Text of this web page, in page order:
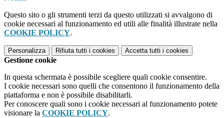
Questo sito o gli strumenti terzi da questo utilizzati si avvalgono di
cookie necessari al funzionamento ed utili alle finalità illustrate nella
COOKIE POLICY.
Personalizza Rifiuta tutti i cookies Accetta tutti i cookies
Gestione cookie
In questa schermata è possibile scegliere quali cookie consentire.
I cookie necessari sono quelli che consentono il funzionamento della
piattaforma e non è possibile disabilitarli.
Per conoscere quali sono i cookie necessari al funzionamento potete
visionare la COOKIE POLICY.